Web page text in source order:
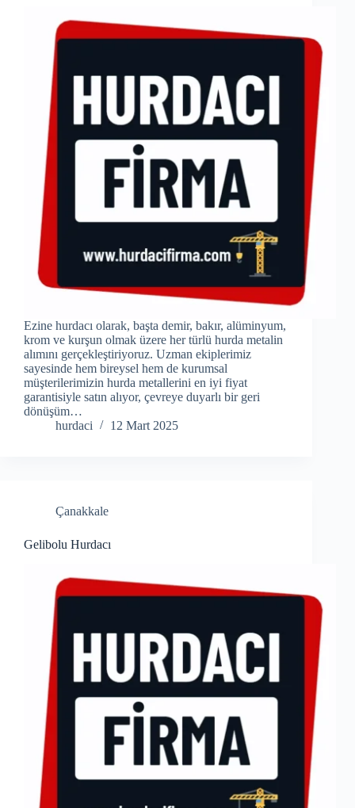
Ezine hurdacı olarak, başta demir, bakır, alüminyum,
krom ve kurşun olmak üzere her türlü hurda metalin
alımını gerçekleştiriyoruz. Uzman ekiplerimiz
sayesinde hem bireysel hem de kurumsal
müşterilerimizin hurda metallerini en iyi fiyat
garantisiyle satın alıyor, çevreye duyarlı bir geri
dönüşüm…
hurdaci
12 Mart 2025
Çanakkale
Gelibolu Hurdacı